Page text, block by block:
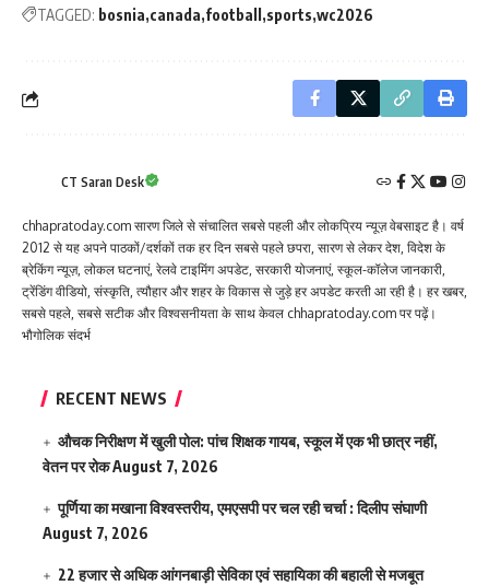
TAGGED: bosnia canada football sports wc2026
CT Saran Desk
chhapratoday.com सारण जिले से संचालित सबसे पहली और लोकप्रिय न्यूज़ वेबसाइट है। वर्ष
2012 से यह अपने पाठकों/दर्शकों तक हर दिन सबसे पहले छपरा, सारण से लेकर देश, विदेश के
ब्रेकिंग न्यूज़, लोकल घटनाएं, रेलवे टाइमिंग अपडेट, सरकारी योजनाएं, स्कूल-कॉलेज जानकारी,
ट्रेंडिंग वीडियो, संस्कृति, त्यौहार और शहर के विकास से जुड़े हर अपडेट करती आ रही है। हर खबर,
सबसे पहले, सबसे सटीक और विश्वसनीयता के साथ केवल chhapratoday.com पर पढ़ें।
भौगोलिक संदर्भ
RECENT NEWS
औचक निरीक्षण में खुली पोल: पांच शिक्षक गायब, स्कूल में एक भी छात्र नहीं,
वेतन पर रोकAugust 7, 2026
पूर्णिया का मखाना विश्वस्तरीय, एमएसपी पर चल रही चर्चा : दिलीप संघाणी
August 7, 2026
22 हजार से अधिक आंगनबाड़ी सेविका एवं सहायिका की बहाली से मजबूत